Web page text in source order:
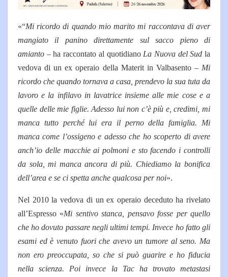
«“Mi ricordo di quando mio marito mi raccontava di aver
mangiato il panino direttamente sul sacco pieno di
amianto – ha raccontato al quotidiano La Nuova del Sud la
vedova di un ex operaio della Materit in Valbasento –Mi
ricordo che quando tornava a casa, prendevo la sua tuta da
lavoro e la infilavo in lavatrice insieme alle mie cose e a
quelle delle mie figlie. Adesso lui non c’è più e, credimi, mi
manca tutto perché lui era il perno della famiglia. Mi
manca come l’ossigeno e adesso che ho scoperto di avere
anch’io delle macchie ai polmoni e sto facendo i controlli
da sola, mi manca ancora di più. Chiediamo la bonifica
dell’area e se ci spetta anche qualcosa per noi».
Nel 2010 la vedova di un ex operaio deceduto ha rivelato
all’Espresso «Mi sentivo stanca, pensavo fosse per quello
che ho dovuto passare negli ultimi tempi. Invece ho fatto gli
esami ed è venuto fuori che avevo un tumore al seno. Ma
non ero preoccupata, so che si può guarire e ho fiducia
nella scienza. Poi invece la Tac ha trovato metastasi